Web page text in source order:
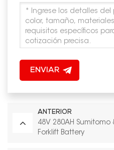
ENVIAR
ANTERIOR
48V 280AH Sumitomo
Forklift Battery